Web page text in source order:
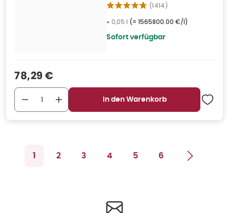
(1414)
• 0,05 l (= 1565800.00 €/l)
Sofort verfügbar
Verkaufspreis
78,29 €
In den Warenkorb
1 2 3 4 5 6